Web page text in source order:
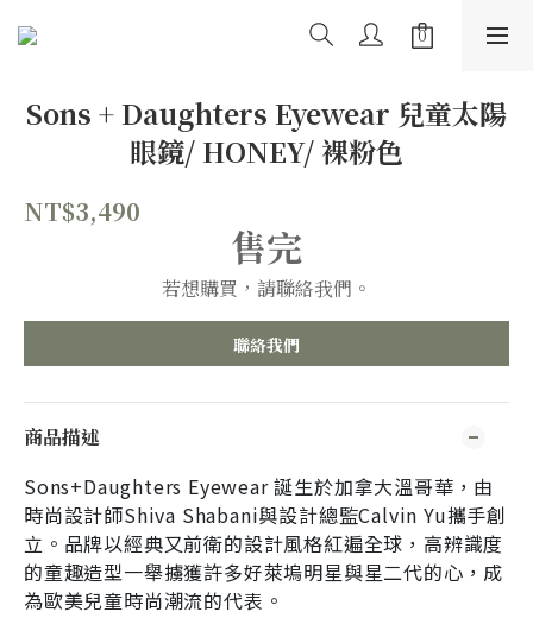
Sons + Daughters Eyewear 兒童太陽
眼鏡/ HONEY/ 裸粉色
NT$3,490
售完
若想購買，請聯絡我們。
聯絡我們
商品描述
Sons+Daughters Eyewear 誕生於加拿大溫哥華，由
時尚設計師Shiva Shabani與設計總監Calvin Yu攜手創
立。品牌以經典又前衛的設計風格紅遍全球，高辨識度
的童趣造型一舉擄獲許多好萊塢明星與星二代的心，成
為歐美兒童時尚潮流的代表。